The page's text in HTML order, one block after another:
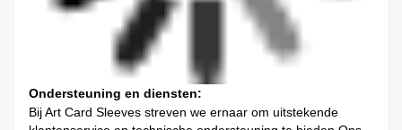
Ondersteuning en diensten:
Bij Art Card Sleeves streven we ernaar om uitstekende